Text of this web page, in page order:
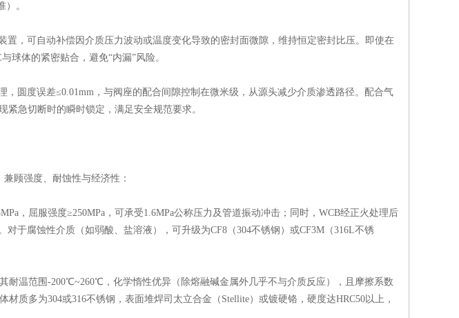
。
，可自动补偿因介质压力波动或温度变化导致的密封面微隙，维持恒定密封比压。即使在
球体的紧密贴合，避免“内漏”风险。
圆度误差≤0.01mm，与阀座的配合间隙控制在微米级，从源头减少介质渗透路径。配合气
急切断时的瞬时锁定，满足安全规范要求。
顾强度、耐蚀性与经济性：
，屈服强度≥250MPa，可承受1.6MPa公称压力及管道振动冲击；同时，WCB经正火处理后
于腐蚀性介质（如弱酸、盐溶液），可升级为CF8（304不锈钢）或CF3M（316L不锈
温范围-200℃~260℃，化学惰性优异（除熔融碱金属外几乎不与介质反应），且摩擦系数
质多为304或316不锈钢，表面堆焊司太立合金（Stellite）或镀硬铬，硬度达HRC50以上，